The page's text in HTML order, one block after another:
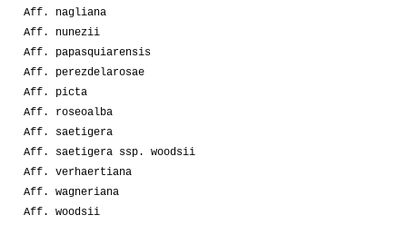
Aff. nagliana
Aff. nunezii
Aff. papasquiarensis
Aff. perezdelarosae
Aff. picta
Aff. roseoalba
Aff. saetigera
Aff. saetigera ssp. woodsii
Aff. verhaertiana
Aff. wagneriana
Aff. woodsii